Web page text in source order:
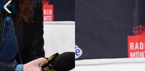
PLAYLIST
NEWS